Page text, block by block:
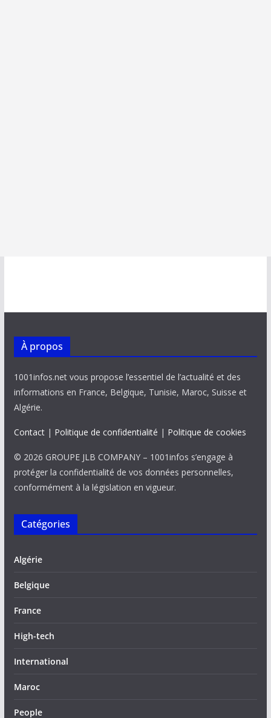
À propos
1001infos.net vous propose l’essentiel de l’actualité et des
informations en France, Belgique, Tunisie, Maroc, Suisse et
Algérie.
Contact| Politique de confidentialité | Politique de cookies
© 2026 GROUPE JLB COMPANY – 1001infos s’engage à
protéger la confidentialité de vos données personnelles,
conformément à la législation en vigueur.
Catégories
Algérie
Belgique
France
High-tech
International
Maroc
People